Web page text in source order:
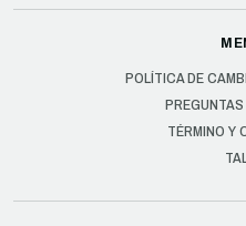
POLÍTICA DE
TÉRMINO Y